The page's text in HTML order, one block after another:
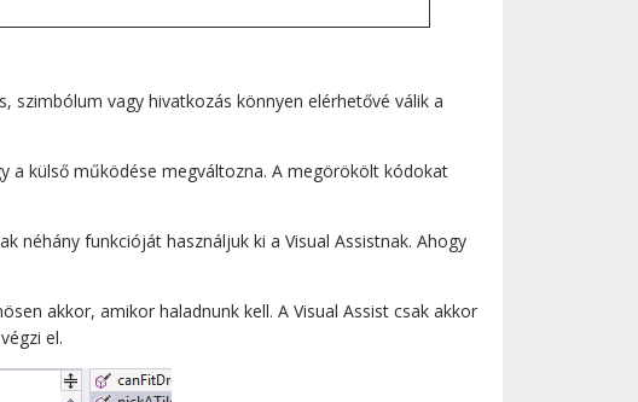
szimbólum vagy hivatkozás könnyen elérhetővé válik a
a külső működése megváltozna. A megörökölt kódokat
néhány funkcióját használjuk ki a Visual Assistnak. Ahogy
akkor, amikor haladnunk kell. A Visual Assist csak akkor
el.